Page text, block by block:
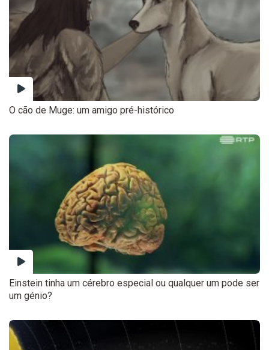
O cão de Muge: um amigo pré-histórico
Einstein tinha um cérebro especial ou qualquer um pode ser
um génio?